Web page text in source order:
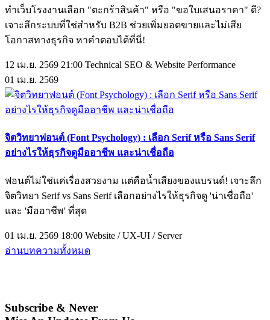
ทำเว็บโรงงานเลือก "ตะกร้าสินค้า" หรือ "ขอใบเสนอราคา" ดี?
เจาะลึกระบบที่ใช่สำหรับ B2B ช่วยเพิ่มยอดขายและไม่เสีย
โอกาสทางธุรกิจ หาคำตอบได้ที่นี่!
12 เม.ย. 2569 21:00 Technical SEO & Website Performance
01 เม.ย. 2569
จิตวิทยาฟอนต์ (Font Psychology) : เลือก Serif หรือ Sans Serif
อย่างไรให้ธุรกิจดูมืออาชีพ และน่าเชื่อถือ
ฟอนต์ไม่ใช่แค่เรื่องสวยงาม แต่คือน้ำเสียงของแบรนด์! เจาะลึก
จิตวิทยา Serif vs Sans Serif เลือกอย่างไรให้ธุรกิจดู 'น่าเชื่อถือ'
และ 'มืออาชีพ' ที่สุด
01 เม.ย. 2569 18:00 Website / UX-UI / Server
อ่านบทความทั้งหมด
Subscribe & Never